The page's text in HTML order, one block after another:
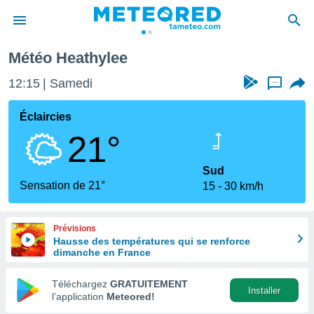
de
en
Météo Heathylee
12:15 Samedi ...
Éclaircies
21°
Sensation de 21°
Sud
15
30 km/h
Prévisions
Hausse des températures qui se renforce
dimanche en France
Téléchargez GRATUITEMENT
l’application Meteored!
Installer